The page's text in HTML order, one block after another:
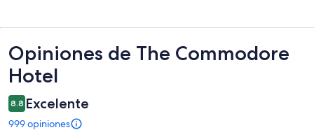
Opiniones
Opiniones de The Commodore
Hotel
8.8 Excelente
999 opiniones